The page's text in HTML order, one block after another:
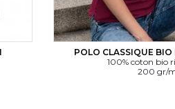
POLO CLASSIQUE BIO
100% coton bio
200 gr/